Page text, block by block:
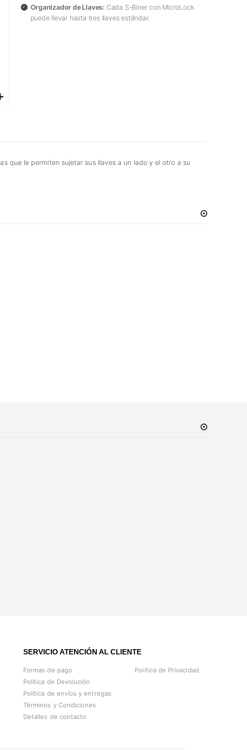
Organizador de Llaves: Cada S-Biner con MicroLock
puede llevar hasta tres llaves estándar.
que le permiten sujetar sus llaves a un lado y el otro a su
SERVICIO ATENCIÓN AL CLIENTE
Formas de pago
Política de Devolución
Política de envíos y entregas
Términos y Condiciones
Detalles de contacto
Política de Privacidad